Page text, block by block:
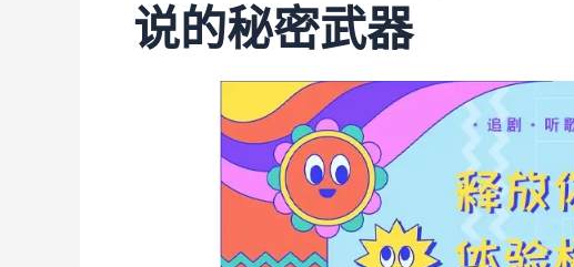
说的秘密武器